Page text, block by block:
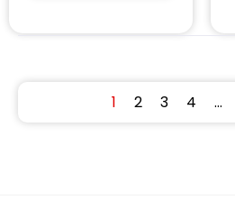
1 2 3 4 …